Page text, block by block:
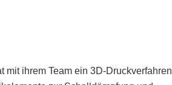
mit ihrem Team ein 3D-Druckverfahren